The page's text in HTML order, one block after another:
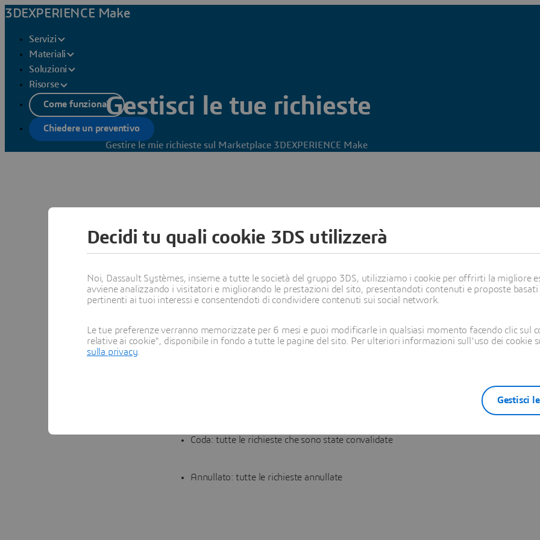
3DEXPERIENCE Make
Servizi
Materiali
Soluzioni
Risorse
Come funziona?
Chiedere un preventivo
Gestisci le tue richieste
Gestire le mie richieste sul Marketplace 3DEXPERIENCE Make
Gestisci le tue richieste
e ordini. Nella pagina Le mie richieste puoi visualizzare i dettagli dell'ordine come N.
totale.
preventivo.
Coda: tutte le richieste che sono state convalidate
Annullato: tutte le richieste annullate
Decidi tu quali cookie 3DS utilizzerà
Noi, Dassault Systèmes, insieme a tutte le società del gruppo 3DS, utilizziamo i cookie per offrirti la migliore
avviene analizzando i visitatori e migliorando le prestazioni del sito, presentandoti contenuti e proposte
pertinenti ai tuoi interessi e consentendoti di condividere contenuti sui social network.
Le tue preferenze verranno memorizzate per 6 mesi e puoi modificarle in qualsiasi momento facendo clic sul
relative ai cookie", disponibile in fondo a tutte le pagine del sito. Per ulteriori informazioni sull'uso dei cookie
sulla privacy
Gestisci